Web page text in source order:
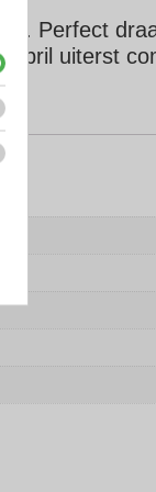
Perfect
bril uiterst